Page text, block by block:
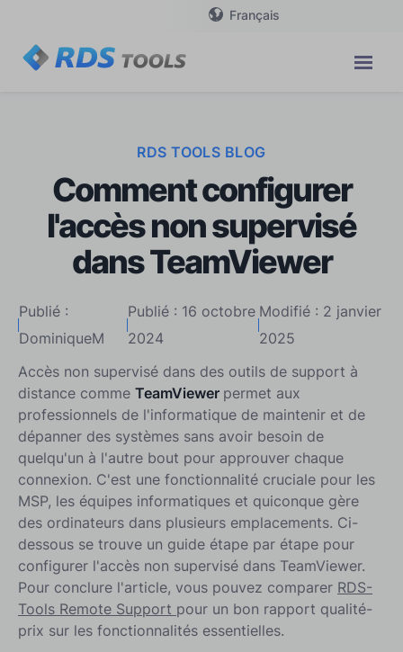
Français
RDS TOOLS BLOG
Comment configurer
l'accès non supervisé
dans TeamViewer
Publié :
DominiqueM
Publié : 16 octobre
2024
Modifié : 2 janvier
2025
Accès non supervisé dans des outils de support à
distance comme TeamViewer permet aux
professionnels de l'informatique de maintenir et de
dépanner des systèmes sans avoir besoin de
quelqu'un à l'autre bout pour approuver chaque
connexion. C'est une fonctionnalité cruciale pour les
MSP, les équipes informatiques et quiconque gère
des ordinateurs dans plusieurs emplacements. Ci-
dessous se trouve un guide étape par étape pour
configurer l'accès non supervisé dans TeamViewer.
Pour conclure l'article, vous pouvez comparer RDS-
Tools Remote Support pour un bon rapport qualité-
prix sur les fonctionnalités essentielles.